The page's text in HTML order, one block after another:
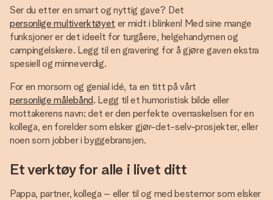
Ser du etter en smart og nyttig gave? Det
personlige multiverktøyet er midt i blinken! Med sine mange
funksjoner er det ideelt for turgåere, helgehandymen og
campingelskere. Legg til en gravering for å gjøre gaven ekstra
spesiell og minneverdig.
For en morsom og genial idé, ta en titt på vårt
personlige målebånd. Legg til et humoristisk bilde eller
mottakerens navn; det er den perfekte overraskelsen for en
kollega, en forelder som elsker gjør-det-selv-prosjekter, eller
noen som jobber i byggebransjen.
Et verktøy for alle i livet ditt
Pappa, partner, kollega – eller til og med bestemor som elsker